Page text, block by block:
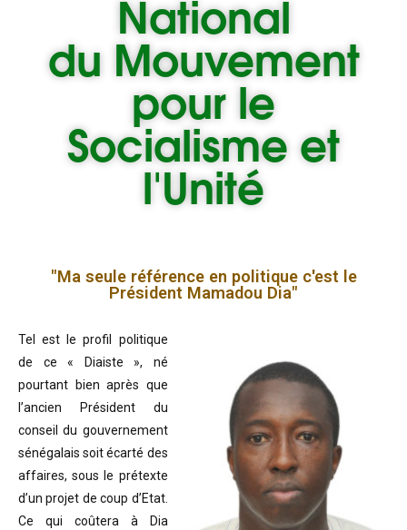
National
du Mouvement
pour le
Socialisme et
l'Unité
"Ma seule référence en politique c'est le
Président Mamadou Dia"
Tel est le profil politique
de ce « Diaiste », né
pourtant bien après que
l’ancien Président du
conseil du gouvernement
sénégalais soit écarté des
affaires, sous le prétexte
d’un projet de coup d’Etat.
Ce qui coûtera à Dia